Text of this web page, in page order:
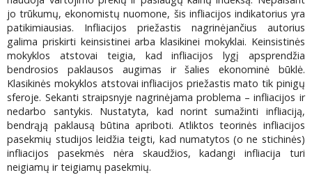
jo trūkumų, ekonomistų nuomone, šis infliacijos indikatorius yra
patikimiausias. Infliacijos priežastis nagrinėjančius autorius
galima priskirti keinsistinei arba klasikinei mokyklai. Keinsistinės
mokyklos atstovai teigia, kad infliacijos lygį apsprendžia
bendrosios paklausos augimas ir šalies ekonominė būklė.
Klasikinės mokyklos atstovai infliacijos priežastis mato tik pinigų
sferoje. Sekanti straipsnyje nagrinėjama problema – infliacijos ir
nedarbo santykis. Nustatyta, kad norint sumažinti infliaciją,
bendrąją paklausą būtina apriboti. Atliktos teorinės infliacijos
pasekmių studijos leidžia teigti, kad numatytos (o ne stichinės)
infliacijos pasekmės nėra skaudžios, kadangi infliacija turi
neigiamų ir teigiamų pasekmių.